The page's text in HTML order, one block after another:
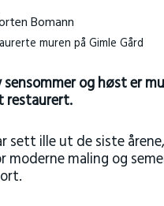
muren på Gimle Gård
og høst er
restaurert.
sett ille ut de siste
moderne maling og